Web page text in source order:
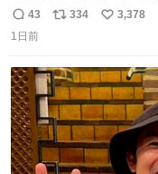
だろうなと思ってい
返
信
43
リ
ト
数
334
い
数
3,378
1日前